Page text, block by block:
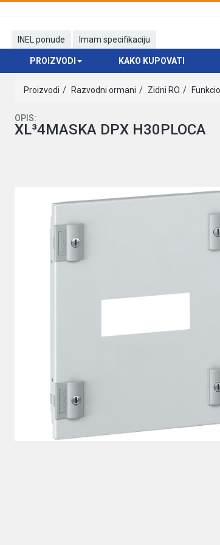
INEL ponude
Imam specifikaciju
PROIZVODI KAKO KUPOVATI
Proizvodi Razvodni ormani Zidni RO
OPIS:
XL³4MASKA DPX H30PLOCA